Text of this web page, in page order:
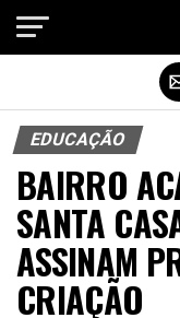
EDUCAÇÃO
BAIRRO
SANTA
ASSINAM
CRIAÇÃO